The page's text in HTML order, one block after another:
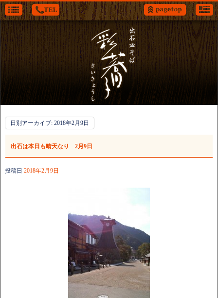
日別アーカイブ: 2018年2月9日
出石は本日も晴天なり 2月9日
投稿日 2018年2月9日